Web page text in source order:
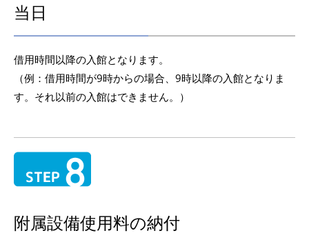
当日
借用時間以降の入館となります。
（例：借用時間が9時からの場合、9時以降の入館となりま
す。それ以前の入館はできません。）
附属設備使用料の納付